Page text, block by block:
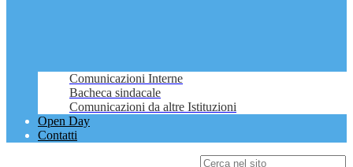
Comunicazioni Interne
Bacheca sindacale
Comunicazioni da altre Istituzioni
Open Day
Contatti